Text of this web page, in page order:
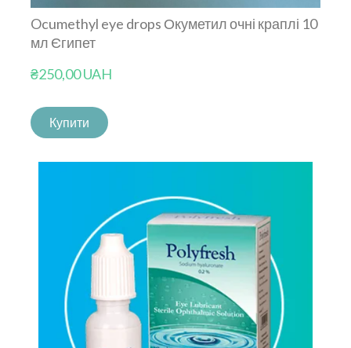
Ocumethyl eye drops Окуметил очні краплі 10
мл Єгипет
₴250,00 UAH
Купити